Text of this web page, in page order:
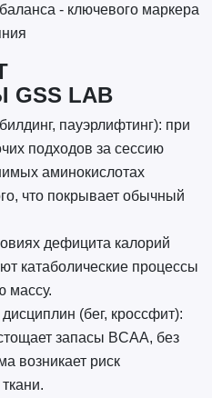
- ключевого маркера
LAB
пауэрлифтинг): при
подходов за сессию
аминокислотах
что покрывает обычный
дефицита калорий
катаболические процессы
массу.
(бег, кроссфит):
запасы BCAA, без
возникает риск